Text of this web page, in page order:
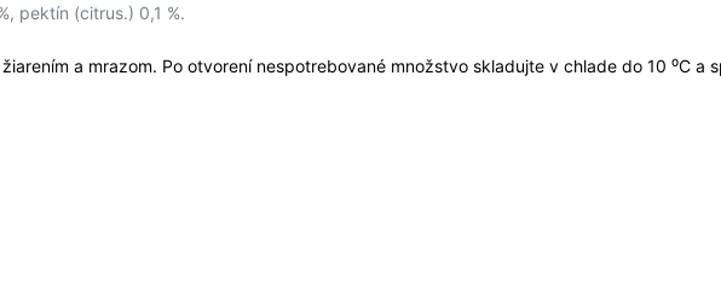
pektín (citrus.) 0,1 %.
a mrazom. Po otvorení nespotrebované množstvo skladujte v chlade do 10 ⁰C a